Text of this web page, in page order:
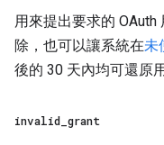
用來提出要求的
除，也可以讓系統在未
後的 30 天內均可還原
invalid grant